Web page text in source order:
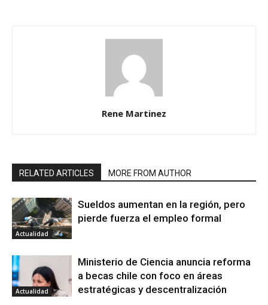
Rene Martinez
RELATED ARTICLES MORE FROM AUTHOR
Actualidad
Sueldos aumentan en la región, pero
pierde fuerza el empleo formal
Actualidad
Ministerio de Ciencia anuncia reforma
a becas chile con foco en áreas
estratégicas y descentralización